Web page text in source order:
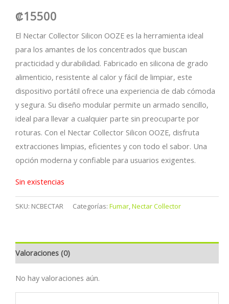
₡15500
El Nectar Collector Silicon OOZE es la herramienta ideal
para los amantes de los concentrados que buscan
practicidad y durabilidad. Fabricado en silicona de grado
alimenticio, resistente al calor y fácil de limpiar, este
dispositivo portátil ofrece una experiencia de dab cómoda
y segura. Su diseño modular permite un armado sencillo,
ideal para llevar a cualquier parte sin preocuparte por
roturas. Con el Nectar Collector Silicon OOZE, disfruta
extracciones limpias, eficientes y con todo el sabor. Una
opción moderna y confiable para usuarios exigentes.
Sin existencias
SKU: NCBECTAR Categorías: Fumar,Nectar Collector
Valoraciones (0)
No hay valoraciones aún.